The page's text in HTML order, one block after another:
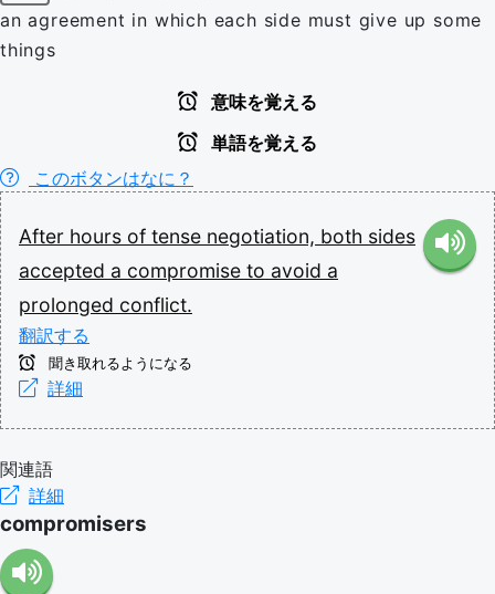
an agreement in which each side must give up some
things
意味を覚える
単語を覚える
このボタンはなに？
After hours of tense negotiation, both sides
accepted a compromise to avoid a
prolonged conflict.
翻訳する
聞き取れるようになる
詳細
関連語
詳細
compromisers